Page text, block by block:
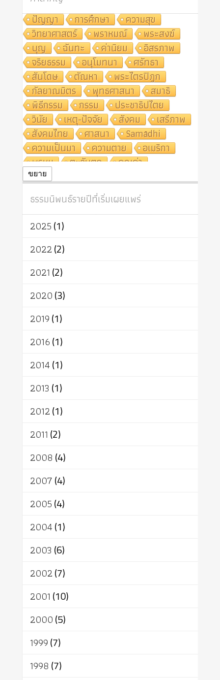
ปัญญา
การศึกษา
ความสุข
วิทยาศาสตร์
พราหมณ์
พระสงฆ์
บุญ
ฉันทะ ค่านิยม
อิสรภาพ
จริยธรรม
อนุโมทนา
ศรัทธา
สันโดษ
ตัณหา
พระไตรปิฎก
กัลยาณมิตร
พุทธศาสนา
สมาธิ
พิธีกรรม
กรรม
ประชาธิปไตย
วินัย
เหตุ-ปัจจัย สังคม
เสรีภาพ
สังคมไทย
ศาสนา
Samādhi
ความเป็นมา
ความตาย
อเมริกา
พรหม
ตะวันตก
คุณค่า
ปฏิจจสมุปบาท
ศาสนาประจำชาติ
อินเดีย
ผู้บริโภค
ธรรมาธิปไตย
จักร
การแยกรัฐกับศาสนา
ธรรมชาติ
เทคโนโลยี
สิทธิ
พุทธบริษัท
อัตถะ
เทวดา
ขยาย
ธรรมนิพนธ์รายปีที่เริ่มเผยแพร่
2025(1)
2022(2)
2021 (2)
2020(3)
2019(1)
2016(1)
2014(1)
2013 (1)
2012(1)
2011 (2)
2008 (4)
2007(4)
2005(4)
2004(1)
2003 (6)
2002(7)
2001 (10)
2000(5)
1999(7)
1998 (7)